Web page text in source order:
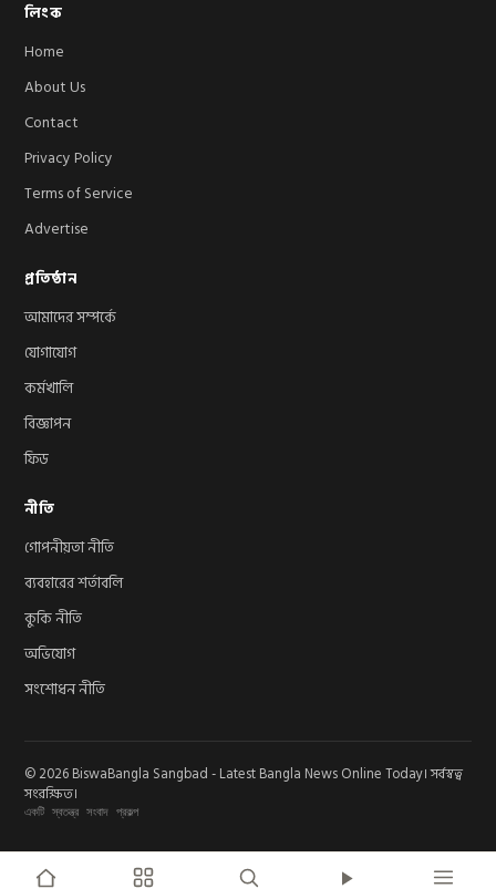
লিংক
Home
About Us
Contact
Privacy Policy
Terms of Service
Advertise
প্রতিষ্ঠান
আমাদের সম্পর্কে
যোগাযোগ
কর্মখালি
বিজ্ঞাপন
ফিড
নীতি
গোপনীয়তা নীতি
ব্যবহারের শর্তাবলি
কুকি নীতি
অভিযোগ
সংশোধন নীতি
© 2026 BiswaBangla Sangbad - Latest Bangla News Online Today। সর্বস্বত্ব
সংরক্ষিত।
একটি স্বতন্ত্র সংবাদ প্রকল্প